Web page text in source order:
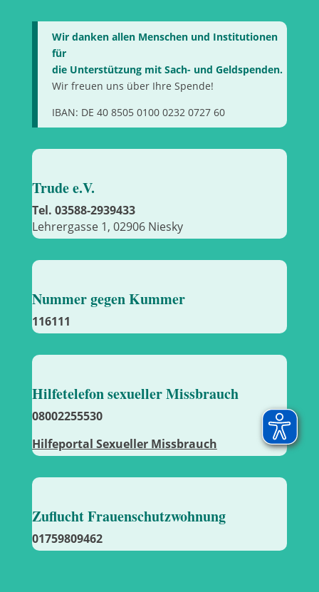
Wir danken allen Menschen und Institutionen
für
die Unterstützung mit Sach- und Geldspenden.
Wir freuen uns über Ihre Spende!
IBAN: DE 40 8505 0100 0232 0727 60
Trude e.V.
Tel. 03588-2939433
Lehrergasse 1, 02906 Niesky
Nummer gegen Kummer
116111
Hilfetelefon sexueller Missbrauch
08002255530
Hilfeportal Sexueller Missbrauch
Zuflucht Frauenschutzwohnung
01759809462